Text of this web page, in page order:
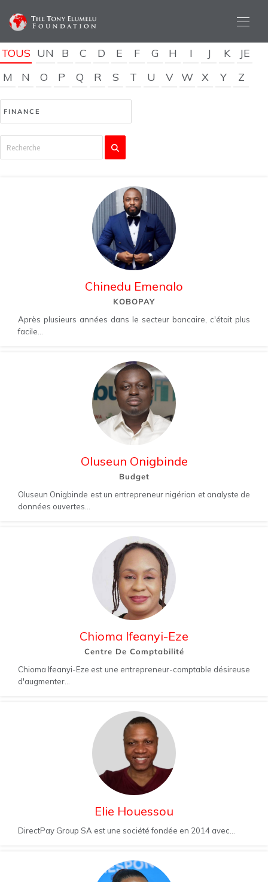
TOUS UN B C D E F G H I J K
JE
M
N O P Q R S T U V W X Y Z
Chinedu Emenalo
KOBOPAY
Après plusieurs années dans le secteur bancaire, c'était plus
facile...
Oluseun Onigbinde
Budget
Oluseun Onigbinde est un entrepreneur nigérian et analyste de
données ouvertes...
Chioma Ifeanyi-Eze
Centre De Comptabilité
Chioma Ifeanyi-Eze est une entrepreneur-comptable désireuse
d'augmenter...
Elie Houessou
DirectPay Group SA est une société fondée en 2014 avec...